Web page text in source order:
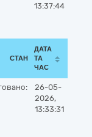
13:37:44
СТАН
ДАТА
ТА
ЧАС
26-05-
2026,
13:33:31